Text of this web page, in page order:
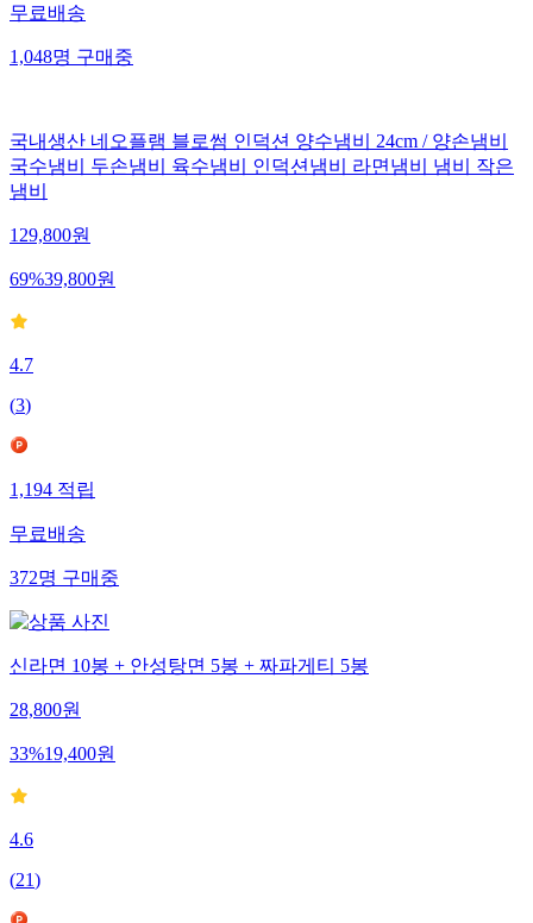
무료배송
1,048명구매중
국내생산 네오플램 블로썸 인덕션 양수냄비 24cm / 양손냄비
국수냄비 두손냄비 육수냄비 인덕션냄비 라면냄비 냄비 작은
냄비
129,800원
69%39,800원
4.7
(3)
1,194적립
무료배송
372명구매중
신라면 10봉 + 안성탕면 5봉 + 짜파게티 5봉
28,800원
33%19,400원
4.6
(21)